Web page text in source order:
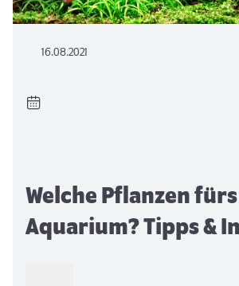
16.08.2021
Welche Pflanzen fürs
Aquarium? Tipps &